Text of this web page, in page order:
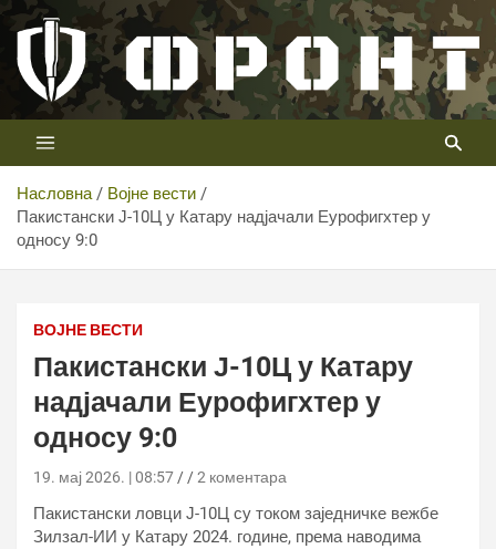
Скип
цонтент
Телевизија ФРОНТ
Први војни канал у Србији
Насловна
Војне вести
Пакистански Ј-10Ц у Катару надјачали Еурофигхтер у
односу 9:0
ВОЈНЕ ВЕСТИ
Пакистански Ј-10Ц у Катару
надјачали Еурофигхтер у
односу 9:0
19. мај 2026. | 08:57 2 коментара
Пакистански ловци Ј-10Ц су током заједничке вежбе
Зилзал-ИИ у Катару 2024. године, према наводима